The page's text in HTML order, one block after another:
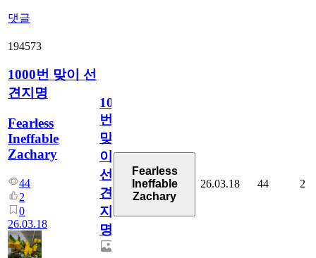
댓글
194573
1000번 맞이 선
견지명
Fearless
Ineffable
Zachary
44
2
0
26.03.18
1000
번
맞
이
선
견
지
명
Fearless
Ineffable
Zachary
26.03.18 44 2